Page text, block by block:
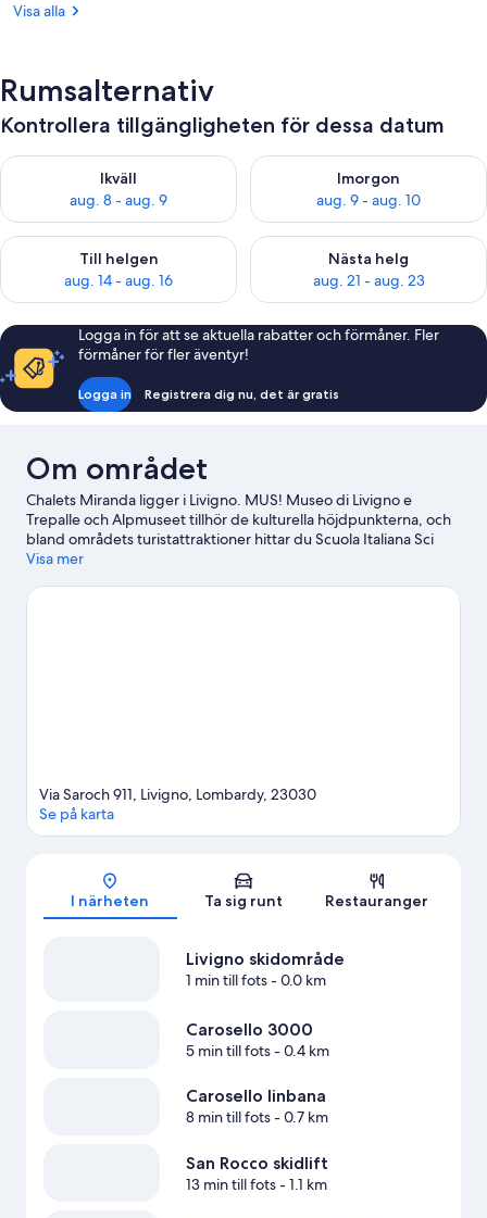
Visa alla
Rumsalternativ
Kontrollera tillgängligheten för dessa datum
Ikväll
aug. 8 - aug. 9
Kontrollera tillgängligheten för ikväll aug. 8 - aug. 9
Imorgon
aug. 9 - aug. 10
Kontrollera tillgängligheten
Till helgen
aug. 14 - aug. 16
Kontrollera tillgängligheten för den här helgen aug. 14 - aug.
Nästa helg
aug. 21 - aug. 23
Kontrollera tillgängligheten
Logga in för att se aktuella rabatter och förmåner. Fler
förmåner för fler äventyr!
Logga in Registrera dig nu, det är gratis
Om området
Chalets Miranda ligger i Livigno. MUS! Museo di Livigno e
Trepalle och Alpmuseet tillhör de kulturella höjdpunkterna, och
bland områdets turistattraktioner hittar du Scuola Italiana Sci
Valdidentro och Bormios mineralogiska och naturhistoriska
Visa mer
Karta
Via Saroch 911, Livigno, Lombardy, 23030
Se på karta
I närheten Ta sig runt Restauranger
Livigno skidområde
1 min till fots- 0.0 km
Carosello 3000
5 min till fots- 0.4 km
Carosello linbana
8 min till fots- 0.7 km
San Rocco skidlift
13 min till fots- 1.1 km